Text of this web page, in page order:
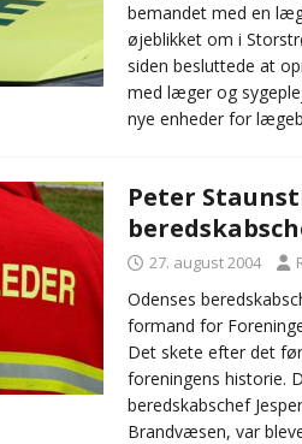
bemandet med en
øjeblikket om i
siden besluttede at
med læger og
nye enheder for
Peter
27. august 2004
Odenses
formand for
Det skete efter det
foreningens historie.
beredskabschef
Brandvæsen, var